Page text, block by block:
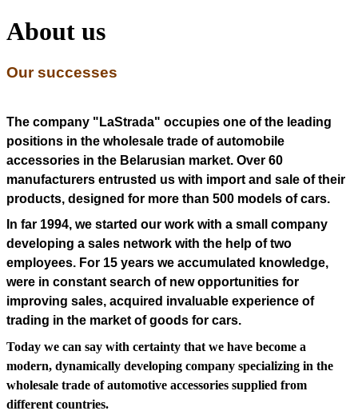
About us
Our successes
The company " LaStrada" occupies one of the leading
positions in the wholesale trade of automobile
accessories in the Belarusian market. Over 60
manufacturers entrusted us with import and sale of their
products, designed for more than 500 models of cars.
In far 1994, we started our work with a small company
developing a sales network with the help of two
employees. For 15 years we accumulated knowledge,
were in constant search of new opportunities for
improving sales, acquired invaluable experience of
trading in the market of goods for cars.
Today we can say with certainty that we have become a
modern, dynamically developing company specializing in the
wholesale trade of automotive accessories supplied from
different countries.